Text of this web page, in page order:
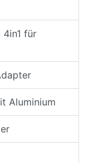
für
Aluminium